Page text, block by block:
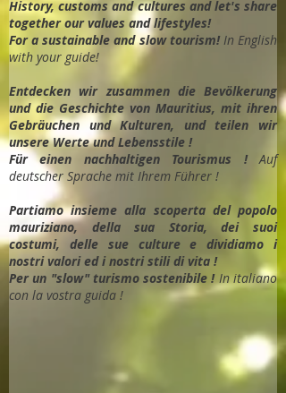
History, customs and cultures and let's share
together our values and lifestyles!
For a sustainable and slow tourism! In English
with your guide!
Entdecken wir zusammen die Bevölkerung
und die Geschichte von Mauritius, mit ihren
Gebräuchen und Kulturen, und teilen wir
unsere Werte und Lebensstile !
Für einen nachhaltigen Tourismus !Auf
deutscher Sprache mit Ihrem Führer !
Partiamo insieme alla scoperta del popolo
mauriziano, della sua Storia, dei suoi
costumi, delle sue culture e dividiamo i
nostri valori ed i nostri stili di vita !
Per un "slow" turismo sostenibile !In italiano
con la vostra guida !